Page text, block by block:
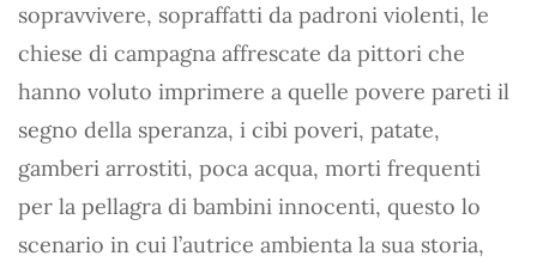
sopravvivere, sopraffatti da padroni violenti, le
chiese di campagna affrescate da pittori che
hanno voluto imprimere a quelle povere pareti il
segno della speranza, i cibi poveri, patate,
gamberi arrostiti, poca acqua, morti frequenti
per la pellagra di bambini innocenti, questo lo
scenario in cui l’autrice ambienta la sua storia,